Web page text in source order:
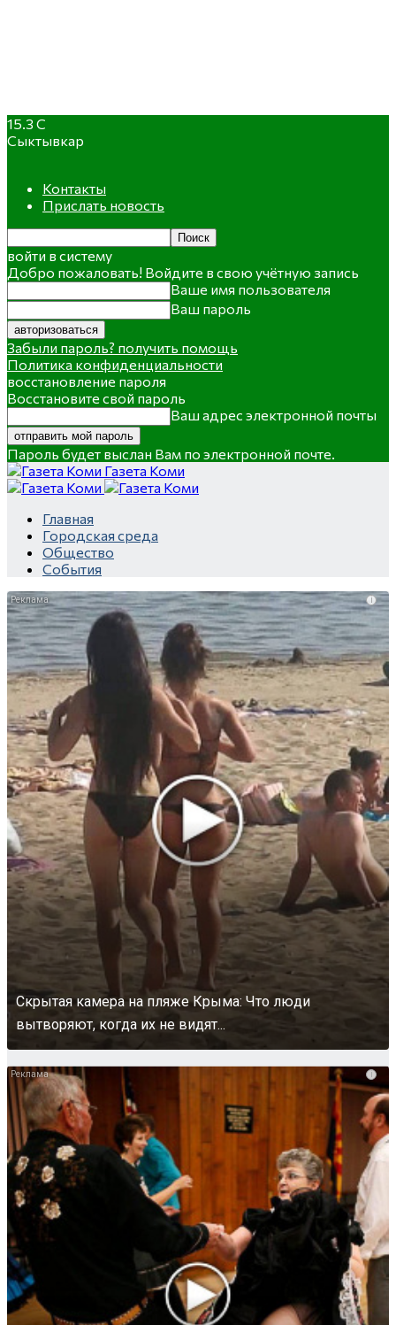
15.3 C
Сыктывкар
Контакты
Прислать новость
войти в систему
Добро пожаловать! Войдите в свою учётную запись
Ваше имя пользователя
Ваш пароль
Забыли пароль? получить помощь
Политика конфиденциальности
восстановление пароля
Восстановите свой пароль
Ваш адрес электронной почты
Пароль будет выслан Вам по электронной почте.
Газета Коми
Главная
Городская среда
Общество
События
i
Скрытая камера на пляже Крыма: Что люди
вытворяют, когда их не видят...
i